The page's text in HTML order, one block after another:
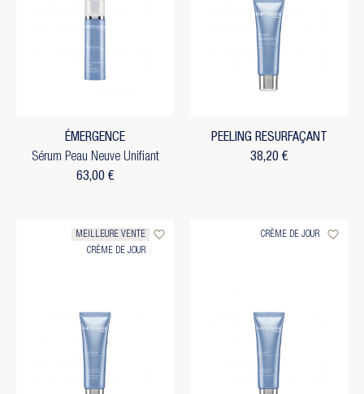
ÉMERGENCE
Sérum Peau Neuve Unifiant
63,00 €
PEELING RESURFAÇANT
38,20 €
MEILLEURE VENTE
CRÈME DE JOUR
favorite_border CRÈME DE JOUR favorite_border